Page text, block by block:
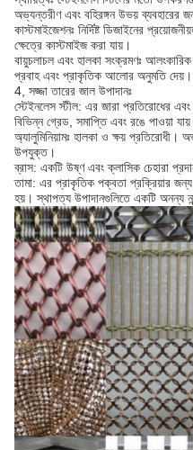
অভ্যন্তরীণ এবং বহিরঙ্গন উভয়
কাস্টমাইজেশনঃ নির্দিষ্ট ডিজাইনের
ক্ষেত্রে কাস্টমাইজ করা যায়।
বায়ুচলাচল এবং হালকা সংক্রমণঃ
প্রবাহ এবং প্রাকৃতিক আলোর অনুমতি দেয়।
4, সজ্জা তারের জাল উপাদানঃ
স্টেইনলেস স্টীল: এর জারা প্রতিরোধের
বিভিন্ন গ্রেড, সমাপ্তি এবং রঙে পাওয়া
অ্যালুমিনিয়ামঃ হালকা ও ক্ষয় প্রতিরোধী।
উপযুক্ত।
ব্রাস: একটি উষ্ণ এবং ক্লাসিক চেহারা
তামা: এর প্রাকৃতিক পক্বতা প্রক্রিয়ার জন্য
হয়। স্থাপত্য উপাদানগুলিতে একটি অনন্য